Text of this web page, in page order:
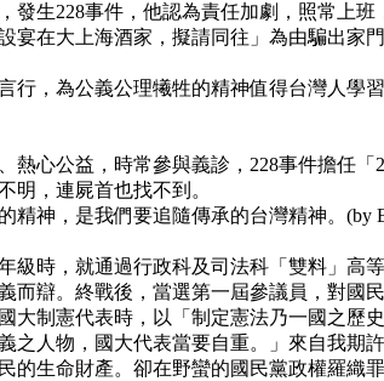
發生228事件，他認為責任加劇，照常上班
宴在大上海酒家，擬請同往」為由騙出家
行，為公義公理犧牲的精神值得台灣人學
熱心公益，時常參與義診，228事件擔任「
明，連屍首也找不到。
精神，是我們要追隨傳承的台灣精神。(by
級時，就通過行政科及司法科「雙料」高
而辯。終戰後，當選第一屆參議員，對國
大制憲代表時，以「制定憲法乃一國之歷
之人物，國大代表當要自重。」來自我期許
的生命財產。卻在野蠻的國民黨政權羅織